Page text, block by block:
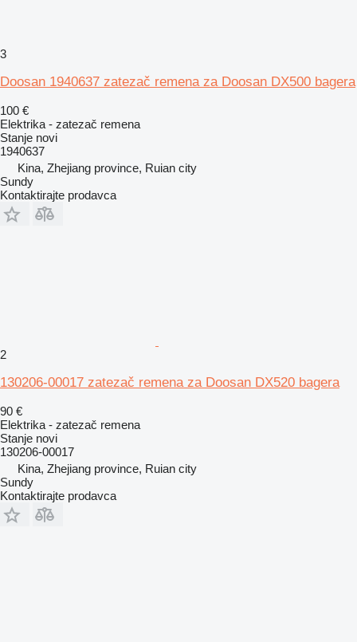
3
Doosan 1940637 zatezač remena za Doosan DX500 bagera
100 €
Elektrika - zatezač remena
Stanje novi
1940637
Kina, Zhejiang province, Ruian city
Sundy
Kontaktirajte prodavca
2
130206-00017 zatezač remena za Doosan DX520 bagera
90 €
Elektrika - zatezač remena
Stanje novi
130206-00017
Kina, Zhejiang province, Ruian city
Sundy
Kontaktirajte prodavca